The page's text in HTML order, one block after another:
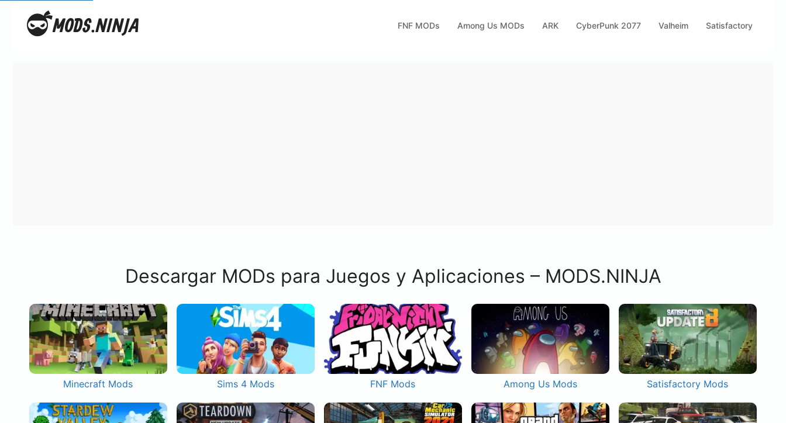
FNF MODs Among Us MODs ARK CyberPunk 2077 Valheim Satisfactory
Descargar MODs para Juegos y Aplicaciones – MODS.NINJA
Minecraft Mods Sims 4 Mods FNF Mods Among Us Mods Satisfactory Mods